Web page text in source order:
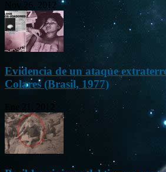
Nov 26, 2012
Evidencia de un ataque
Colares (Brasil, 1977)